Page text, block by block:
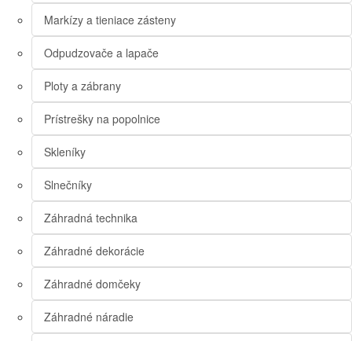
Markízy a tieniace zásteny
Odpudzovače a lapače
Ploty a zábrany
Prístrešky na popolnice
Skleníky
Slnečníky
Záhradná technika
Záhradné dekorácie
Záhradné domčeky
Záhradné náradie